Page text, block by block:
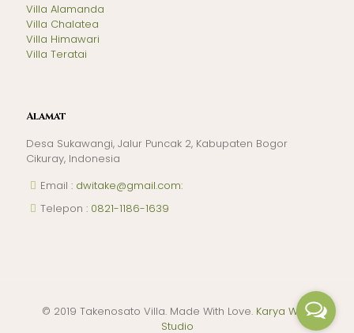
Villa Alamanda
Villa Chalatea
Villa Himawari
Villa Teratai
Alamat
Desa Sukawangi, Jalur Puncak 2, Kabupaten Bogor
Cikuray, Indonesia
Email : dwitake@gmail.com:
Telepon : 0821-1186-1639
© 2019 Takenosato Villa. Made With Love. Karya Web
Studio